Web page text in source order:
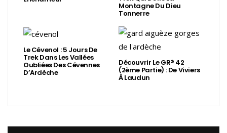
Montagne Du Dieu
Tonnerre
Le Cévenol : 5 Jours De
Trek Dans Les Vallées
Oubliées Des Cévennes
D’Ardèche
Découvrir Le GR® 42
(2ème Partie) : De Viviers
À Laudun